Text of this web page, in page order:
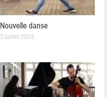
Nouvelle danse
2 juillet 2015